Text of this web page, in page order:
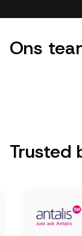
Ons
Trusted